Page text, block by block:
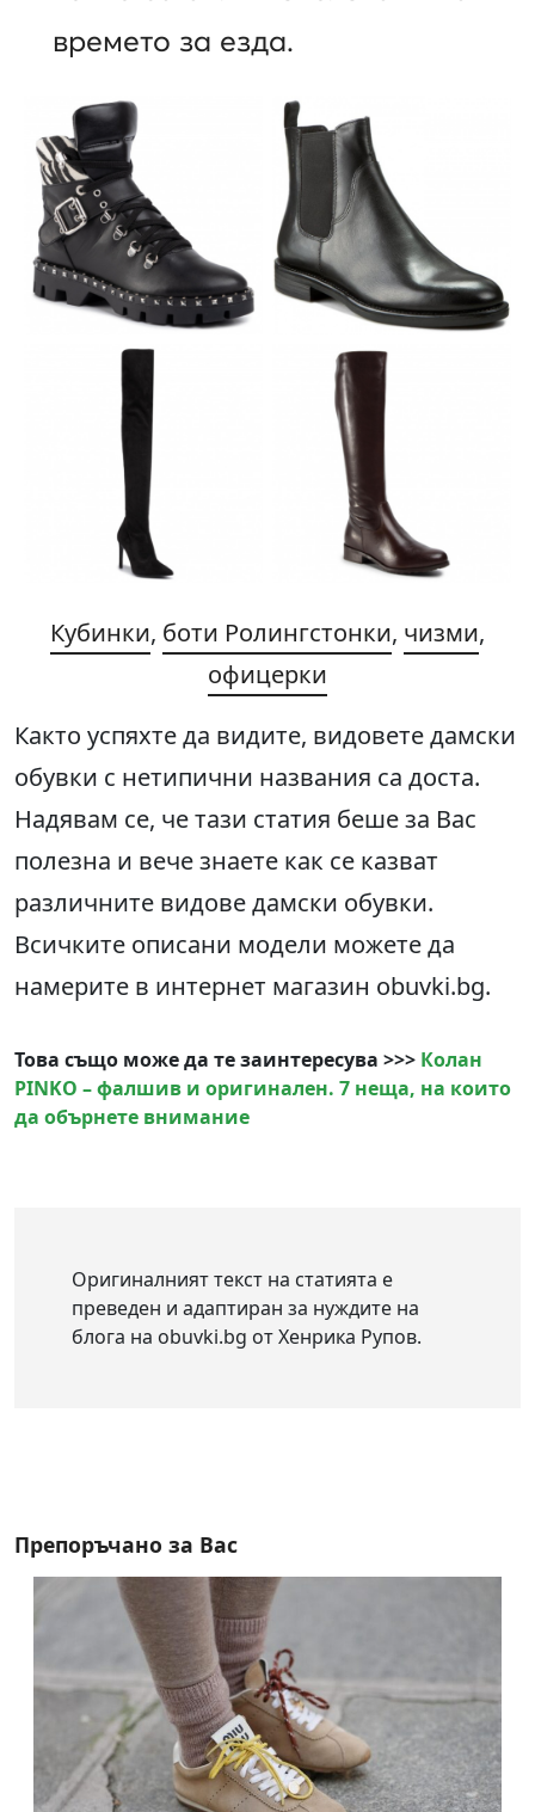
времето за езда.
Кубинки, боти Ролингстонки, чизми,
офицерки
Както успяхте да видите, видовете дамски
обувки с нетипични названия са доста.
Надявам се, че тази статия беше за Вас
полезна и вече знаете как се казват
различните видове дамски обувки.
Всичките описани модели можете да
намерите в интернет магазин obuvki.bg.
Това също може да те заинтересува >>> Колан
PINKO – фалшив и оригинален. 7 неща, на които
да обърнете внимание
Оригиналният текст на статията е
преведен и адаптиран за нуждите на
блога на obuvki.bg от Хенрика Рупов.
Препоръчано за Вас